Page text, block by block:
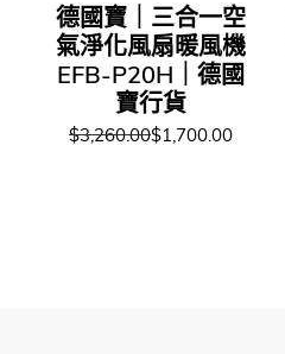
德國寶｜三合一空
氣淨化風扇暖風機
EFB-P20H｜德國
寶行貨
$3,260.00$1,700.00